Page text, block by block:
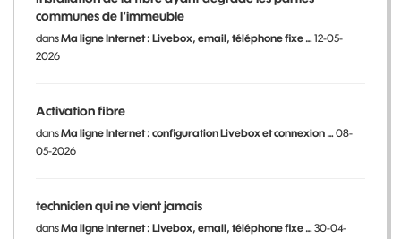
communes de l'immeuble
dansMa ligne Internet : Livebox, email, téléphone fixe …12-05-
2026
Activation fibre
dansMa ligne Internet : configuration Livebox et connexion …08-
05-2026
technicien qui ne vient jamais
dansMa ligne Internet : Livebox, email, téléphone fixe …30-04-